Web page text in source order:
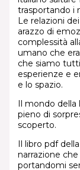
trasportando i
Le relazioni
arazzo di
complessità
umano che
che siamo
esperienze e
e lo spazio.
Il mondo della
pieno di
scoperto.
Il libro pdf
narrazione
portandomi